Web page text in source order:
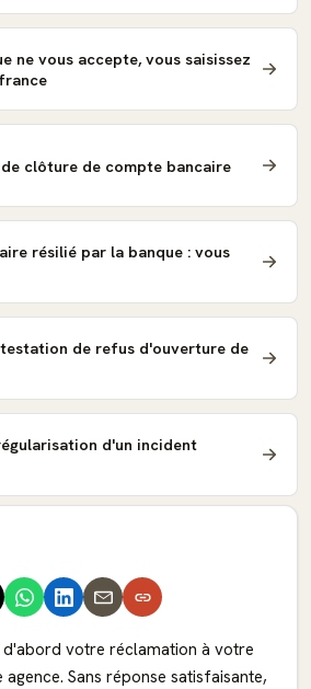
ne vous accepte, vous saisissez
clôture de compte bancaire
résilié par la banque : vous
de refus d'ouverture de
d'un incident
d'abord votre réclamation à votre
Sans réponse satisfaisante,